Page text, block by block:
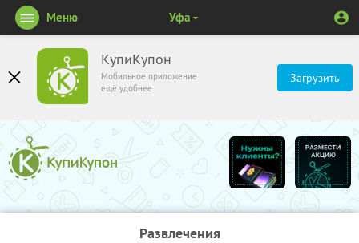
КупиКупон
Мобильное приложение
ещё удобнее
Загрузить
Меню Уфа
Развлечения